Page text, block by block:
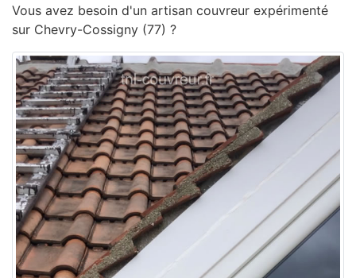
Vous avez besoin d'un artisan couvreur expérimenté
sur Chevry-Cossigny (77) ?